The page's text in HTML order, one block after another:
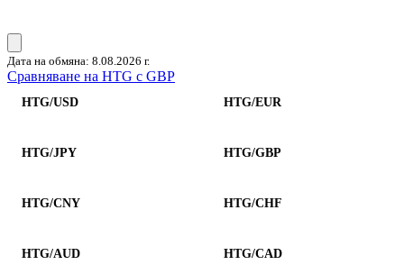
Дата на обмяна: 8.08.2026 г.
Сравняване на HTG с GBP
HTG/USD HTG/EUR
HTG/JPY HTG/GBP
HTG/CNY HTG/CHF
HTG/AUD HTG/CAD